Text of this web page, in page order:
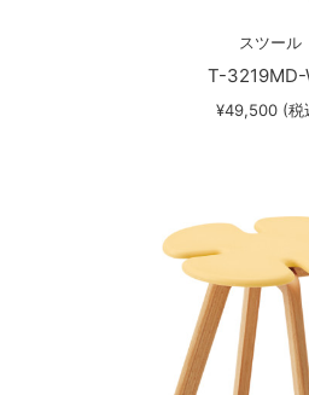
スツール
T-3219MD-
¥49,500 (税